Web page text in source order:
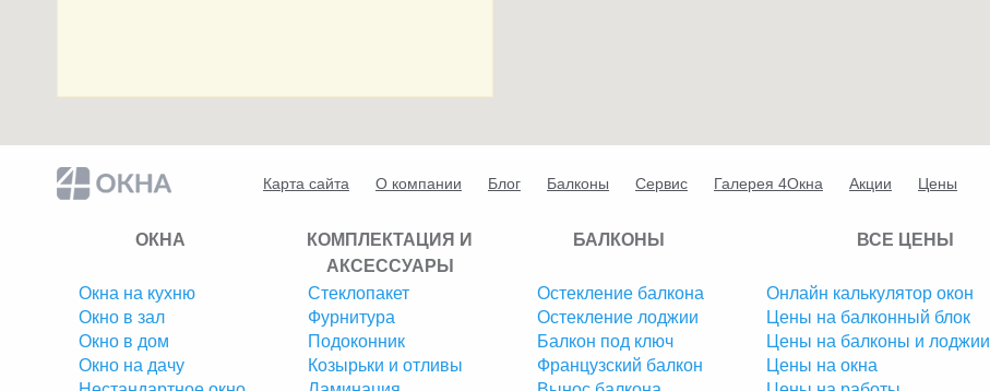
Карта сайта О компании Блог Балконы Сервис Галерея 4Окна Акции Цены
ОКНА
Окна на кухню
Окно в зал
Окно в дом
Окно на дачу
КОМПЛЕКТАЦИЯ И
АКСЕССУАРЫ
Стеклопакет
Фурнитура
Подоконник
Козырьки и отливы
БАЛКОНЫ
Остекление балкона
Остекление лоджии
Балкон под ключ
Французский балкон
ВСЕ ЦЕНЫ
Онлайн калькулятор окон
Цены на балконный блок
Цены на балконы и лоджии
Цены на окна